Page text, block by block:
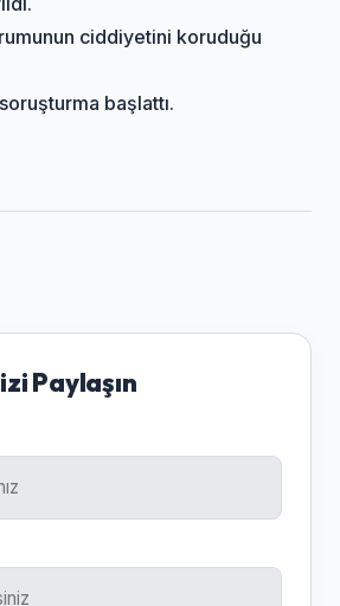
ciddiyetini koruduğu
başlattı.
Paylaşın